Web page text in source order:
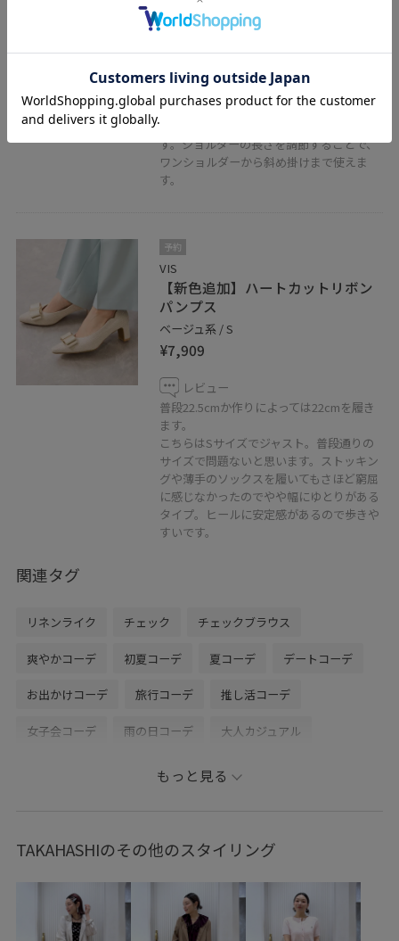
¥7,909
レビュー
取り外しが可能な保冷機能ポーチつきショ
ルダーバッグ。A4の収納もOK！
バッグ自体がとても軽く、お仕事から普段
す。ショルダーの長さを調節することで、
ワンショルダーから斜め掛けまで使えま
す。
予約
VIS
【新色追加】ハートカットリボン
パンプス
ベージュ系 / S
¥7,909
レビュー
普段22.5cmか作りによっては22cmを履き
ます。
こちらはSサイズでジャスト。普段通りの
サイズで問題ないと思います。ストッキン
グや薄手のソックスを履いてもさほど窮屈
に感じなかったのでやや幅にゆとりがある
タイプ。ヒールに安定感があるので歩きや
すいです。
関連タグ
リネンライク チェック チェックブラウス
爽やかコーデ 初夏コーデ 夏コーデ デートコーデ
お出かけコーデ 旅行コーデ 推し活コーデ
女子会コーデ 雨の日コーデ 大人カジュアル
体型カバー カジュアルコーデ
イエベ秋
テーラードジャケット パンツ デニムパンツ
もっと見る
TAKAHASHIのその他のスタイリング